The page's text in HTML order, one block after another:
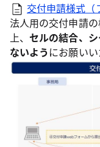
交付申請様式（
法人用の交付申請
上、セルの結合、
ないようにお願いい